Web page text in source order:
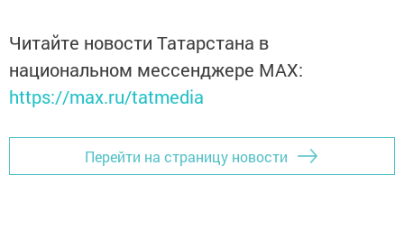
Читайте новости Татарстана в
национальном мессенджере MАХ:
https://max.ru/tatmedia
Перейти на страницу новости